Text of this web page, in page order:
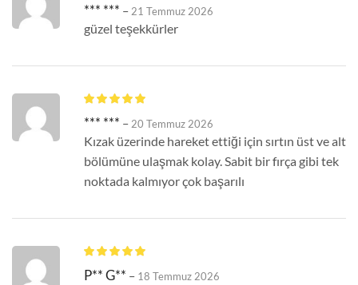
*** *** – 21 Temmuz 2026
güzel teşekkürler
*** *** – 20 Temmuz 2026
Kızak üzerinde hareket ettiği için sırtın üst ve alt
bölümüne ulaşmak kolay. Sabit bir fırça gibi tek
noktada kalmıyor çok başarılı
P** G** – 18 Temmuz 2026